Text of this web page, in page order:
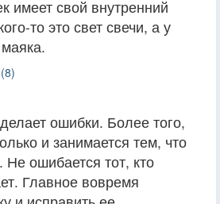
имеет свой внутренний
то это свет свечи, а у
ошибки. Более того,
и занимается тем, что
ошибается тот, кто
Главное вовремя